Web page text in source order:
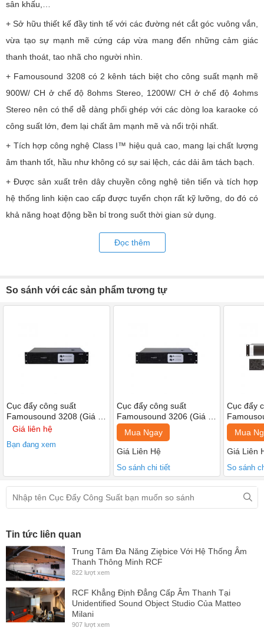
sân khấu,…
+ Sở hữu thiết kế đầy tinh tế với các đường nét cắt góc vuông vắn,
vừa tạo sự mạnh mẽ cứng cáp vừa mang đến những cảm giác
thanh thoát, tao nhã cho người nhìn.
+ Famousound 3208 có 2 kênh tách biệt cho công suất mạnh mẽ
900W/ CH ở chế độ 8ohms Stereo, 1200W/ CH ở chế độ 4ohms
Stereo nên có thể dễ dàng phối ghép với các dòng loa karaoke có
công suất lớn, đem lại chất âm mạnh mẽ và nổi trội nhất.
+ Tích hợp công nghệ Class I™ hiệu quả cao, mang lại chất lượng
âm thanh tốt, hầu như không có sự sai lệch, các dải âm tách bạch.
+ Được sản xuất trên dây chuyền công nghệ tiên tiến và tích hợp
hệ thống linh kiện cao cấp được tuyển chọn rất kỹ lưỡng, do đó có
khả năng hoạt động bền bỉ trong suốt thời gian sử dụng.
Đọc thêm
So sánh với các sản phẩm tương tự
Cục đẩy công suất
Famousound 3208 (Giá 1
chiếc)
Giá liên hệ
Bạn đang xem
Cục đẩy công suất
Famousound 3206 (Giá 1
chiếc)
Mua Ngay
Giá Liên Hệ
So sánh chi tiết
Cục đẩy
chiếc)
Mua
Giá Liên
So sánh
Tin tức liên quan
Trung Tâm Đa Năng Ziębice Với Hệ Thống Âm
Thanh Thông Minh RCF
822 lượt xem
RCF Khẳng Định Đẳng Cấp Âm Thanh Tại
Unidentified Sound Object Studio Của Matteo
Milani
907 lượt xem